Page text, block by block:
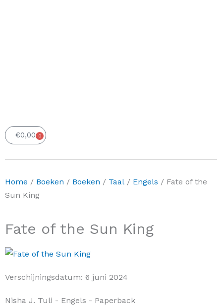
€0,00 0
Winkelwagen
Home / Boeken / Boeken / Taal / Engels / Fate of the
Sun King
Fate of the Sun King
Verschijningsdatum: 6 juni 2024
Nisha J. Tuli - Engels - Paperback